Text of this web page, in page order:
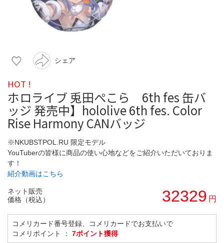
シェア
HOT !
ホロライブ 兎田ぺこら 6th fes 缶バ
ッジ 発売中】hololive 6th fes. Color
Rise Harmony CANバッジ
※NKUBSTPOL.RU 限定モデル
YouTuberの皆様に商品の使い心地などをご紹介いただいておりま
す！
紹介動画はこちら
ネット販売
価格（税込）
32329 円
コメリカード番号登録、コメリカードでお支払いで
コメリポイント ： 7ポイント獲得